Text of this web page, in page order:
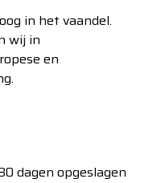
in het vaandel.
wij in
en
dagen opgeslagen